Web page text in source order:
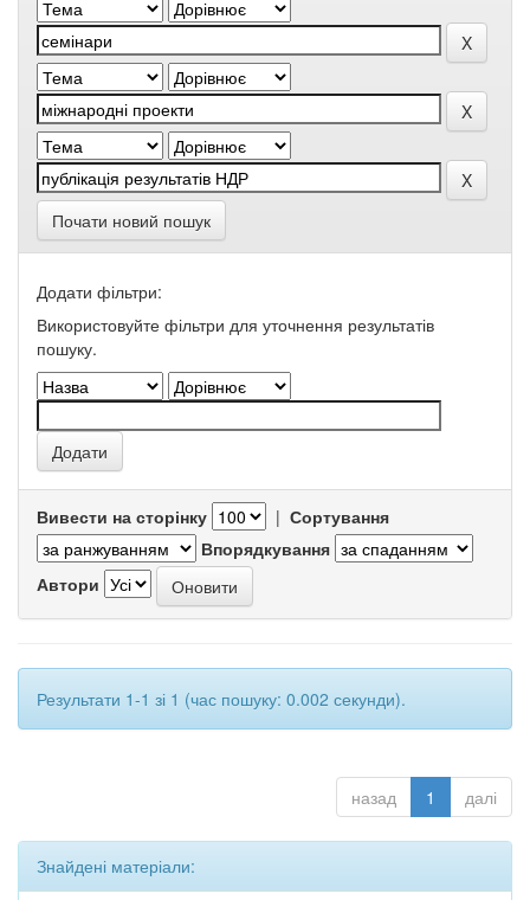
Почати новий пошук
Додати фільтри:
Використовуйте фільтри для уточнення результатів
пошуку.
Вивести на сторінку | Сортування
Впорядкування
Автори
Результати 1-1 зі 1 (час пошуку: 0.002 секунди).
назад 1 далі
Знайдені матеріали: